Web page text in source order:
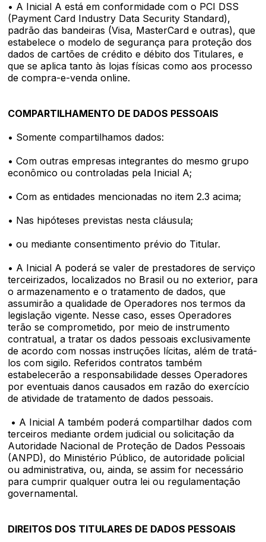
• A Inicial A está em conformidade com o PCI DSS
(Payment Card Industry Data Security Standard),
padrão das bandeiras (Visa, MasterCard e outras), que
estabelece o modelo de segurança para proteção dos
dados de cartões de crédito e débito dos Titulares, e
que se aplica tanto às lojas físicas como aos processo
de compra-e-venda online.
COMPARTILHAMENTO DE DADOS PESSOAIS
• Somente compartilhamos dados:
• Com outras empresas integrantes do mesmo grupo
econômico ou controladas pela Inicial A;
• Com as entidades mencionadas no item 2.3 acima;
• Nas hipóteses previstas nesta cláusula;
• ou mediante consentimento prévio do Titular.
• A Inicial A poderá se valer de prestadores de serviço
terceirizados, localizados no Brasil ou no exterior, para
o armazenamento e o tratamento de dados, que
assumirão a qualidade de Operadores nos termos da
legislação vigente. Nesse caso, esses Operadores
terão se comprometido, por meio de instrumento
contratual, a tratar os dados pessoais exclusivamente
de acordo com nossas instruções lícitas, além de tratá-
los com sigilo. Referidos contratos também
estabelecerão a responsabilidade desses Operadores
por eventuais danos causados em razão do exercício
de atividade de tratamento de dados pessoais.
• A Inicial A também poderá compartilhar dados com
terceiros mediante ordem judicial ou solicitação da
Autoridade Nacional de Proteção de Dados Pessoais
(ANPD), do Ministério Público, de autoridade policial
ou administrativa, ou, ainda, se assim for necessário
para cumprir qualquer outra lei ou regulamentação
governamental.
DIREITOS DOS TITULARES DE DADOS PESSOAIS